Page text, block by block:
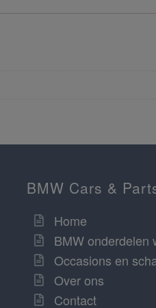
BMW Cars &
Home
BMW onderdelen
Occasions en
Over ons
Contact